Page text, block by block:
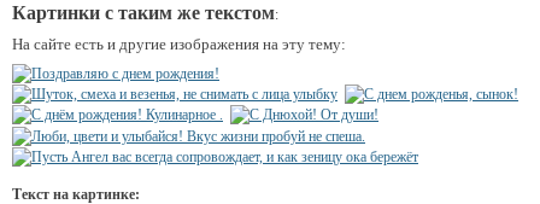
Картинки с таким же текстом:
На сайте есть и другие изображения на эту тему:
Текст на картинке: